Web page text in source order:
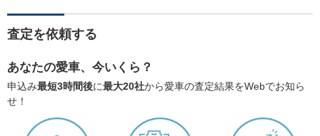
査定を依頼する
あなたの愛車、今いくら？
申込み最短3時間後に最大20社から愛車の査定結果をWebでお知ら
せ！